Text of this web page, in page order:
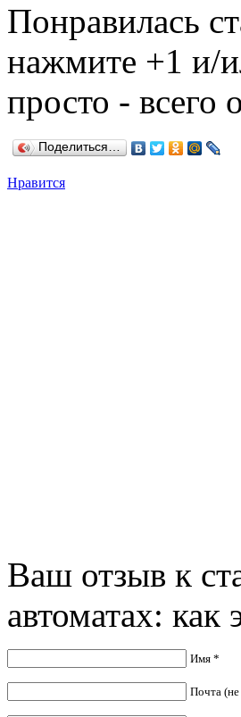
Понравилась
нажмите +1 и/
просто - всего
Поделиться…
Нравится
Ваш отзыв к
автоматах: как
Имя *
Почта